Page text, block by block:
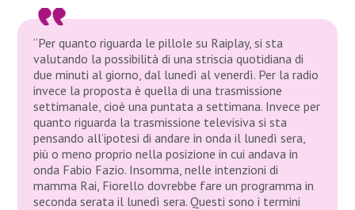
“Per quanto riguarda le pillole su Raiplay, si sta
valutando la possibilità di una striscia quotidiana di
due minuti al giorno, dal lunedì al venerdì. Per la radio
invece la proposta è quella di una trasmissione
settimanale, cioè una puntata a settimana. Invece per
quanto riguarda la trasmissione televisiva si sta
pensando all’ipotesi di andare in onda il lunedì sera,
più o meno proprio nella posizione in cui andava in
onda Fabio Fazio. Insomma, nelle intenzioni di
mamma Rai, Fiorello dovrebbe fare un programma in
seconda serata il lunedì sera. Questi sono i termini